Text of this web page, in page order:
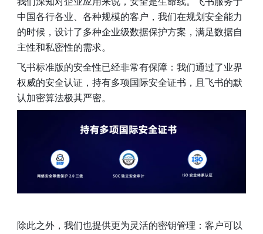
中国各行各业、各种规模的客户，我们在规划安全能力
的时候，设计了多种企业级数据保护方案，满足数据自
主性和私密性的需求。
飞书标准版的安全性已经非常有保障：我们通过了业界
权威的安全认证，持有多项国际安全证书，且飞书的默
认加密算法极其严密。
除此之外，我们也提供更为灵活的密钥管理：客户可以